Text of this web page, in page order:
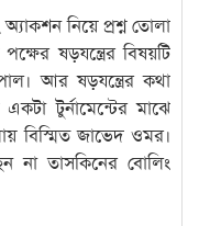
নিয়ে প্রশ্ন তোলা
ষড়যন্ত্রের বিষয়টি
আর ষড়যন্ত্রের কথা
টুর্নামেন্টের মাঝে
বিস্মিত জাভেদ ওমর।
না তাসকিনের বোলিং